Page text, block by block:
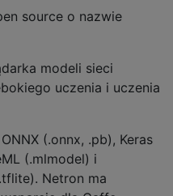
\|/
#####    512   14   14
#####    512   14   14
\|/
Y max
#####    512    7    7
|||||
#####       25088
XXXXX
source o nazwie
modeli sieci
uczenia i uczenia
(.onnx, .pb), Keras
(.mlmodel) i
Netron ma